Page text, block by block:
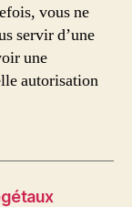
vous ne
servir d’une
une
autorisation